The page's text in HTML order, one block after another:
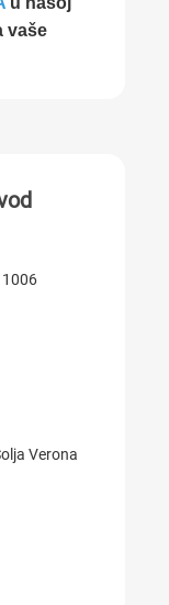
vaše
1006
Verona